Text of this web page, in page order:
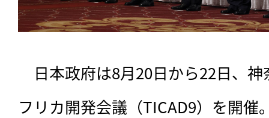
日本政府は8月20日から22日、
フリカ開発会議（TICAD9）を開催